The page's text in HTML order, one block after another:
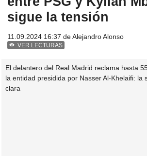
sigue la tensión
11.09.2024 16:37 deAlejandro Alonso
VER LECTURAS
El delantero del Real Madrid reclama hasta
la entidad presidida por Nasser Al-Khelaifi: la
clara